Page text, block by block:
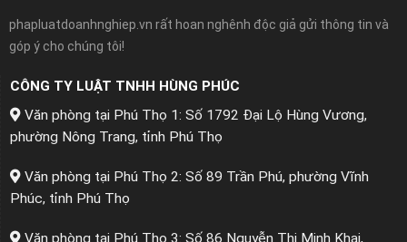
phapluatdoanhnghiep.vn rất hoan nghênh độc giả gửi thông tin và
góp ý cho chúng tôi!
CÔNG TY LUẬT TNHH HÙNG PHÚC
Văn phòng tại Phú Thọ 1: Số 1792 Đại Lộ Hùng Vương,
phường Nông Trang, tỉnh Phú Thọ
Văn phòng tại Phú Thọ 2: Số 89 Trần Phú, phường Vĩnh
Phúc, tỉnh Phú Thọ
Văn phòng tại Phú Thọ 3: Số 86 Nguyễn Thị Minh Khai,